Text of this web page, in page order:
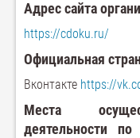
Адрес сайта
https://cdoku.ru/
Официальная
Вконтакте https://
Места
деятельности по